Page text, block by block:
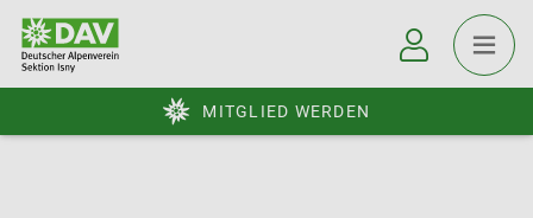
MITGLIED WERDEN